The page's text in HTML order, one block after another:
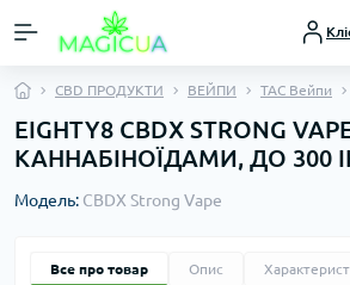
CBD ПРОДУКТИ ВЕЙПИ TAC Вейпи
EIGHTY8 CBDX STRONG
КАННАБІНОЇДАМИ, ДО 300
Модель: CBDX Strong Vape
Все про товар Опис